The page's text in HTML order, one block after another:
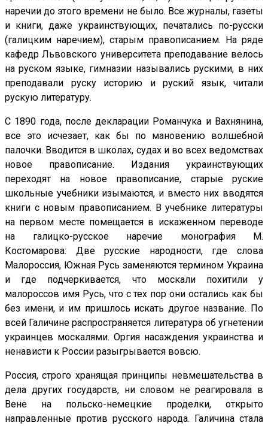
наречии до этого времени не было. Все журналы, газеты
и книги, даже украинствующих, печатались по-русски
(галицким наречием), старым правописанием. На ряде
кафедр Львовского университета преподавание велось
на руском языке, гимназии назывались рускими, в них
преподавали руску историю и руский язык, читали
рускую литературу.
С 1890 года, после декларации Романчука и Вахнянина,
все это исчезает, как бы по мановению волшебной
палочки. Вводится в школах, судах и во всех ведомствах
новое правописание. Издания украинствующих
переходят на новое правописание, старые руские
школьные учебники изымаются, и вместо них вводятся
книги с новым правописанием. В учебнике литературы
на первом месте помещается в искаженном переводе
на галицко-русское наречие монография М.
Костомарова: Две русские народности, где слова
Малороссия, Южная Русь заменяются термином Украина
и где подчеркивается, что москали похитили у
малороссов имя Русь, что с тех пор они остались как бы
без имени, и им пришлось искать другое название. По
всей Галичине распространяется литература об угнетении
украинцев москалями. Оргия насаждения украинства и
ненависти к России разыгрывается вовсю.
Россия, строго хранящая принципы невмешательства в
дела других государств, ни словом не реагировала в
Вене на польско-немецкие проделки, открыто
направленные против русского народа. Галичина стала